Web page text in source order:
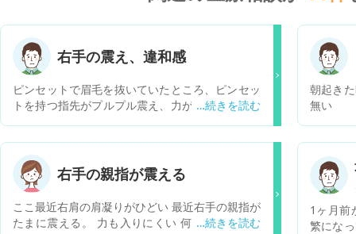
右手の震え、違和感
ピンセットで眉毛を抜いていたところ、ピンセッ
トを持つ指先がプルプル震え、力が入らなくなる
に軽い違和感を感じています。 日々の生活でそこ
までストレスも感じている訳でもなく突然の出来
事で不安になりました。 何が原因か、診察を受け
るのであれば何科を受診すれば良いのか教えてい
ただきたいです。
朝起き
無い
右手の親指が震える
ここ最近右肩の肩凝りがひどい 最近右手の親指が
たまに震える。 力も入りにくい 何かの病気です
1ヶ月前
繁にな